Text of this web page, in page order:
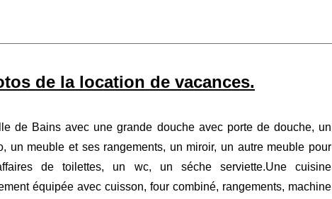
de la location de vacances.
de Bains avec une grande douche avec porte de douche, un
un meuble et ses rangements, un miroir, un autre meuble pour
de toilettes, un wc, un séche serviette.Une cuisine
équipée avec cuisson, four combiné, rangements, machine